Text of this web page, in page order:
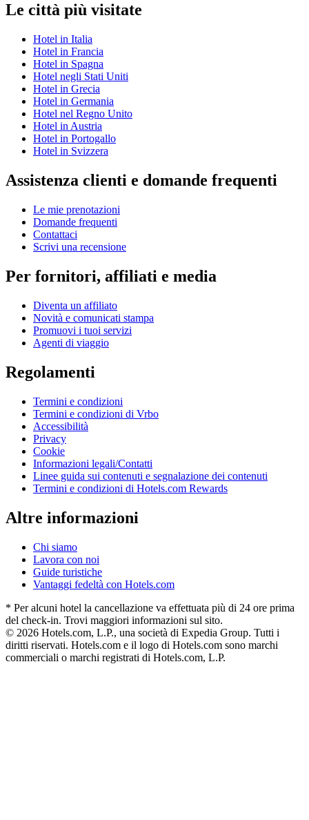
Le città più visitate
Hotel in Italia
Hotel in Francia
Hotel in Spagna
Hotel negli Stati Uniti
Hotel in Grecia
Hotel in Germania
Hotel nel Regno Unito
Hotel in Austria
Hotel in Portogallo
Hotel in Svizzera
Assistenza clienti e domande frequenti
Le mie prenotazioni
Domande frequenti
Contattaci
Scrivi una recensione
Per fornitori, affiliati e media
Diventa un affiliato
Novità e comunicati stampa
Promuovi i tuoi servizi
Agenti di viaggio
Regolamenti
Termini e condizioni
Termini e condizioni di Vrbo
Accessibilità
Privacy
Cookie
Informazioni legali/Contatti
Linee guida sui contenuti e segnalazione dei contenuti
Termini e condizioni di Hotels.com Rewards
Altre informazioni
Chi siamo
Lavora con noi
Guide turistiche
Vantaggi fedeltà con Hotels.com
* Per alcuni hotel la cancellazione va effettuata più di 24 ore prima
del check-in. Trovi maggiori informazioni sul sito.
© 2026 Hotels.com, L.P., una società di Expedia Group. Tutti i
diritti riservati. Hotels.com e il logo di Hotels.com sono marchi
commerciali o marchi registrati di Hotels.com, L.P.